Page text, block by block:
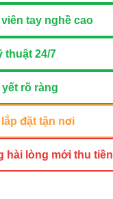
tay nghề cao
thuật 24/7
yết rõ ràng
đặt tận nơi
hài lòng mới thu tiền